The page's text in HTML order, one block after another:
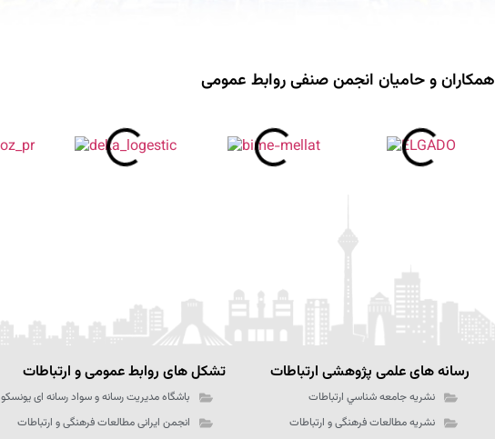
همکاران و حامیان انجمن صنفی روابط عمومی
رسانه های علمی پژوهشی ارتباطات
نشریه جامعه شناسي ارتباطات
نشریه مطالعات فرهنگی و ارتباطات
تشکل های روابط عمومی و ارتباطات
باشگاه مدیریت رسانه و سواد رسانه ای یونسکو
انجمن ایرانی مطالعات فرهنگی و ارتباطات